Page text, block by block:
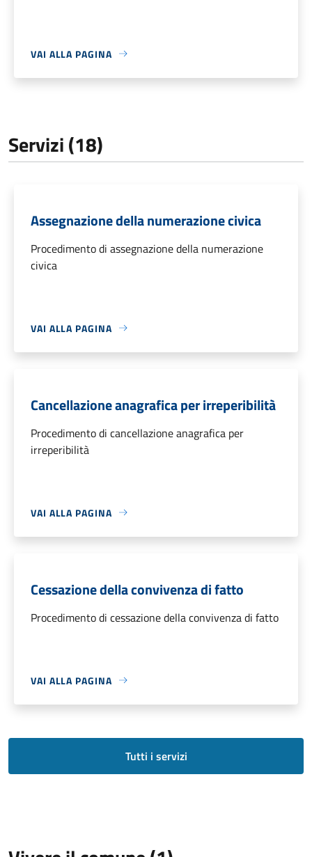
VAI ALLA PAGINA
Servizi (18)
Assegnazione della numerazione civica
Procedimento di assegnazione della numerazione
civica
VAI ALLA PAGINA
Cancellazione anagrafica per irreperibilità
Procedimento di cancellazione anagrafica per
irreperibilità
VAI ALLA PAGINA
Cessazione della convivenza di fatto
Procedimento di cessazione della convivenza di fatto
VAI ALLA PAGINA
Tutti i servizi